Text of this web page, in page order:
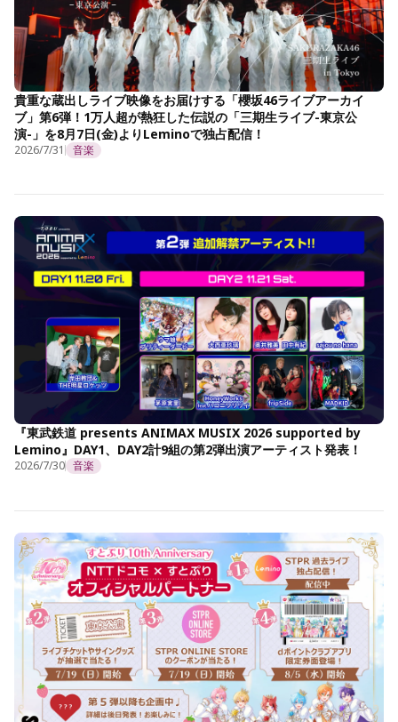
貴重な蔵出しライブ映像をお届けする「櫻坂46ライブアーカイ
ブ」第6弾！1万人超が熱狂した伝説の「三期生ライブ-東京公
演-」を8月7日(金)よりLeminoで独占配信！
2026/7/31 音楽
『東武鉄道 presents ANIMAX MUSIX 2026 supported by
Lemino』DAY1、DAY2計9組の第2弾出演アーティスト発表！
2026/7/30 音楽